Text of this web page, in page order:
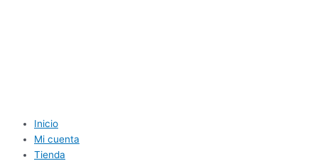
Inicio
Mi cuenta
Tienda